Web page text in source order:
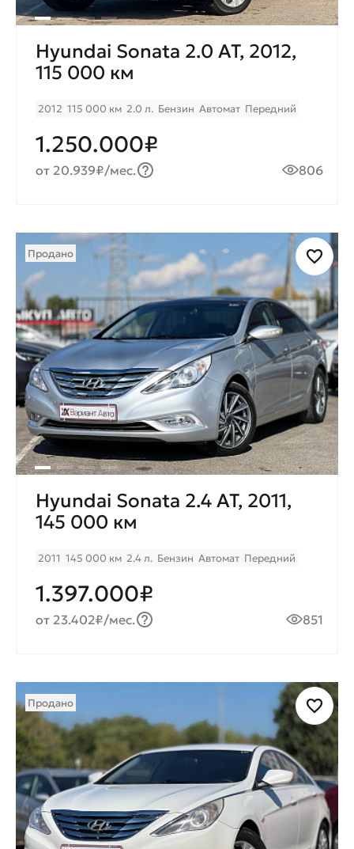
Hyundai Sonata 2.0 AT, 2012,
115 000 км
2012 115 000 км 2.0 л. Бензин Автомат Передний
1.250.000₽
от 20.939₽/мес. 806
Продано
Hyundai Sonata 2.4 AT, 2011,
145 000 км
2011 145 000 км 2.4 л. Бензин Автомат Передний
1.397.000₽
от 23.402₽/мес. 851
Продано